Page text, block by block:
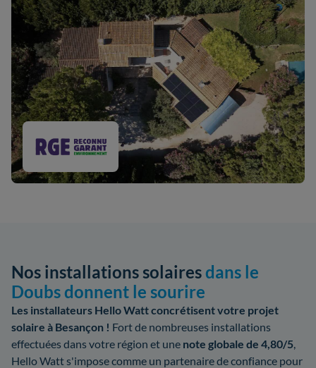
Nos installations solairesdans le
Doubs donnent le sourire
Les installateurs Hello Watt concrétisent votre projet
solaire à Besançon ! Fort de nombreuses installations
effectuées dans votre région et une note globale de 4,80/5
Hello Watt s'impose comme un partenaire de confiance pour